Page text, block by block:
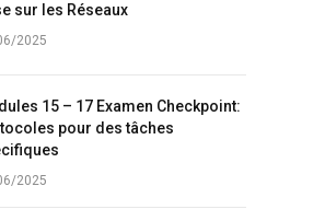
sur les Réseaux
2025
15 – 17 Examen Checkpoint:
pour des tâches
2025